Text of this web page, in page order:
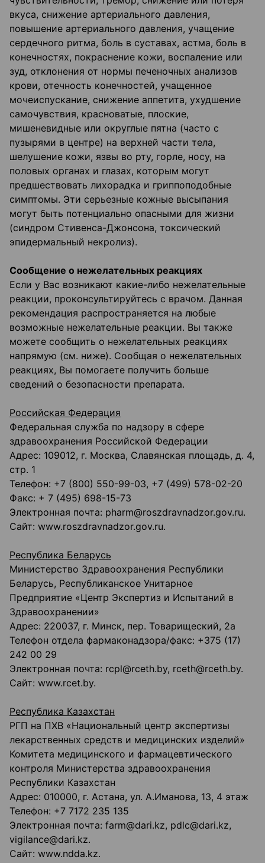
вкуса, снижение артериального давления,
повышение артериального давления, учащение
сердечного ритма, боль в суставах, астма, боль в
конечностях, покраснение кожи, воспаление или
зуд, отклонения от нормы печеночных анализов
крови, отечность конечностей, учащенное
мочеиспускание, снижение аппетита, ухудшение
самочувствия, красноватые, плоские,
мишеневидные или округлые пятна (часто с
пузырями в центре) на верхней части тела,
шелушение кожи, язвы во рту, горле, носу, на
половых органах и глазах, которым могут
предшествовать лихорадка и гриппоподобные
симптомы. Эти серьезные кожные высыпания
могут быть потенциально опасными для жизни
(синдром Стивенса-Джонсона, токсический
эпидермальный некролиз).
Сообщение о нежелательных реакциях
Если у Вас возникают какие-либо нежелательные
реакции, проконсультируйтесь с врачом. Данная
рекомендация распространяется на любые
возможные нежелательные реакции. Вы также
можете сообщить о нежелательных реакциях
напрямую (см. ниже). Сообщая о нежелательных
реакциях, Вы помогаете получить больше
сведений о безопасности препарата.
Российская Федерация
Федеральная служба по надзору в сфере
здравоохранения Российской Федерации
Адрес: 109012, г. Москва, Славянская площадь, д. 4,
стр. 1
Телефон: +7 (800) 550-99-03, +7 (499) 578-02-20
Факс: + 7 (495) 698-15-73
Электронная почта: pharm@roszdravnadzor.gov.ru.
Сайт: www.roszdravnadzor.gov.ru.
Республика Беларусь
Министерство Здравоохранения Республики
Беларусь, Республиканское Унитарное
Предприятие «Центр Экспертиз и Испытаний в
Здравоохранении»
Адрес: 220037, г. Минск, пер. Товарищеский, 2а
Телефон отдела фармаконадзора/факс: +375 (17)
242 00 29
Электронная почта: rcpl@rceth.by, rceth@rceth.by.
Сайт: www.rcet.by.
Республика Казахстан
РГП на ПХВ «Национальный центр экспертизы
лекарственных средств и медицинских изделий»
Комитета медицинского и фармацевтического
контроля Министерства здравоохранения
Республики Казахстан
Адрес: 010000, г. Астана, ул. А.Иманова, 13, 4 этаж
Телефон: +7 7172 235 135
Электронная почта: farm@dari.kz, pdlc@dari.kz,
vigilance@dari.kz.
Сайт: www.ndda.kz.